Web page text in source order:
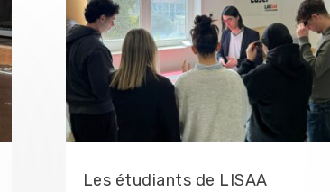
Les étudiants de LISAA